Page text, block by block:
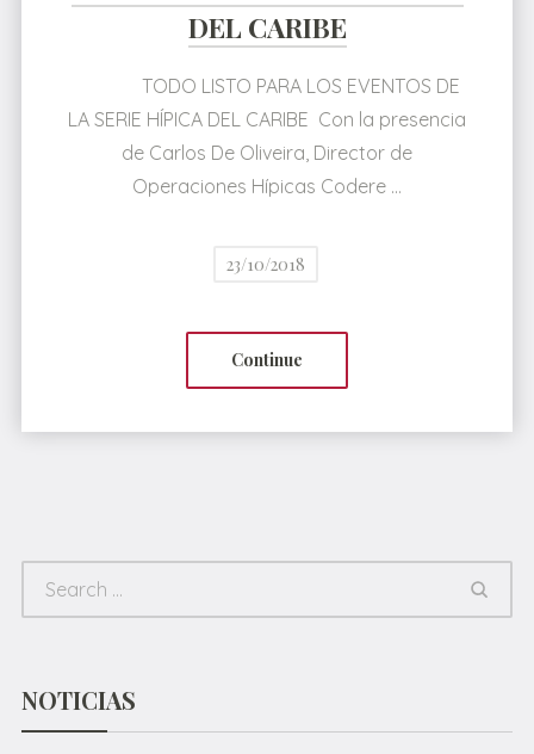
DEL CARIBE
TODO LISTO PARA LOS EVENTOS DE
LA SERIE HÍPICA DEL CARIBE Con la presencia
de Carlos De Oliveira, Director de
Operaciones Hípicas Codere …
23/10/2018
Continue
NOTICIAS